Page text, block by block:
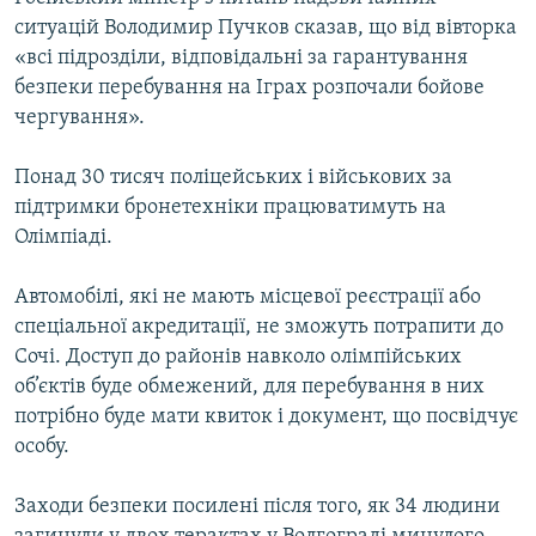
ВІДЕОУРОКИ «ELIFBE»
СВІДЧЕННЯ ОКУПАЦІЇ
УКРАЇНСЬКА ПРОБЛЕМА КРИМУ
Русский
Qırımtatar
ситуацій Володимир Пучков сказав, що від вівторка
«всі підрозділи, відповідальні за гарантування
безпеки перебування на Іграх розпочали бойове
чергування».
Понад 30 тисяч поліцейських і військових за
підтримки бронетехніки працюватимуть на
Олімпіаді.
Автомобілі, які не мають місцевої реєстрації або
спеціальної акредитації, не зможуть потрапити до
Сочі. Доступ до районів навколо олімпійських
об’єктів буде обмежений, для перебування в них
потрібно буде мати квиток і документ, що посвідчує
особу.
Заходи безпеки посилені після того, як 34 людини